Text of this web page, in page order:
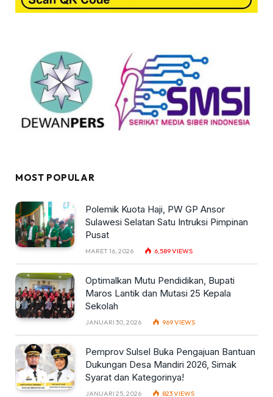
MOST POPULAR
Polemik Kuota Haji, PW GP Ansor
Sulawesi Selatan Satu Intruksi Pimpinan
Pusat
MARET 16, 2026 6,589VIEWS
Optimalkan Mutu Pendidikan, Bupati
Maros Lantik dan Mutasi 25 Kepala
Sekolah
JANUARI 30, 2026 969VIEWS
Pemprov Sulsel Buka Pengajuan Bantuan
Dukungan Desa Mandiri 2026, Simak
Syarat dan Kategorinya!
JANUARI 25, 2026 823VIEWS